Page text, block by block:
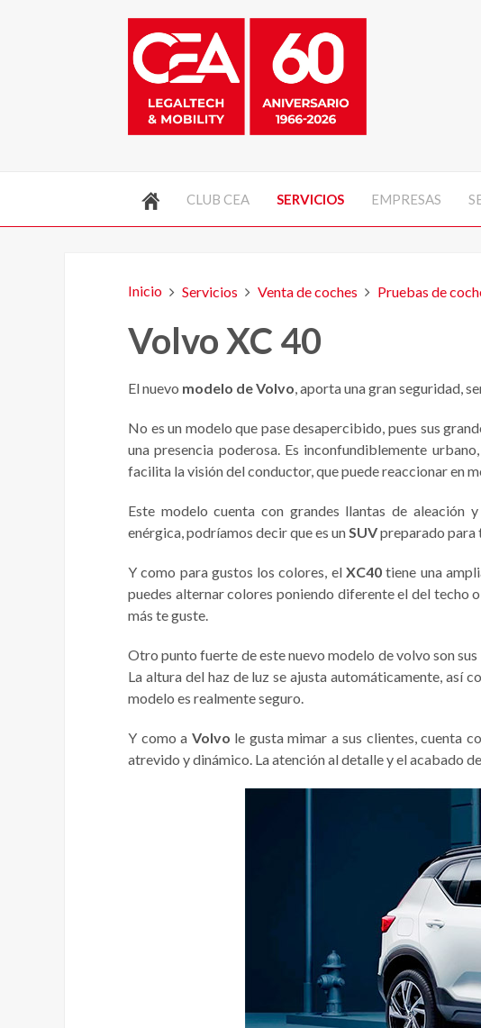
CLUB CEA SERVICIOS EMPRESAS
Inicio Servicios Venta de coches Pruebas de
Volvo XC 40
El nuevo modelo de Volvo, aporta una gran seguridad,
No es un modelo que pase desapercibido, pues sus
una presencia poderosa. Es inconfundiblemente
facilita la visión del conductor, que puede reaccionar en
Este modelo cuenta con grandes llantas de aleación
enérgica, podríamos decir que es unSUVpreparado para
Y como para gustos los colores, el XC40 tiene una
puedes alternar colores poniendo diferente el del techo
más te guste.
Otro punto fuerte de este nuevo modelo de volvo son
La altura del haz de luz se ajusta automáticamente, así
modelo es realmente seguro.
Y como a Volvo le gusta mimar a sus clientes, cuenta
atrevido y dinámico. La atención al detalle y el acabado